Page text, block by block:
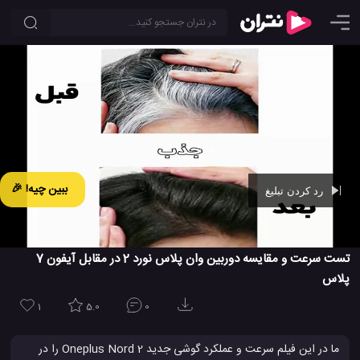
ببین چیه! 🎉
تست سرعت و مقایسه دوربین وان پلاس نورد 2 در مقابل آیفون 7
پلاس
1 5.0 0
ما در این فیلم سرعت و عملکرد گوشی جدید Oneplus Nord 2 را در